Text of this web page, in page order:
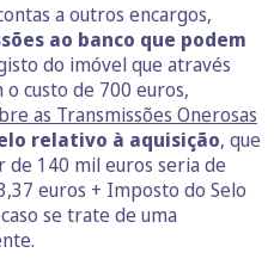
a outros encargos,
ao banco que podem
do imóvel que através
o custo de 700 euros,
as Transmissões Onerosas
relativo à aquisição, que
de 140 mil euros seria de
euros + Imposto do Selo
se trate de uma